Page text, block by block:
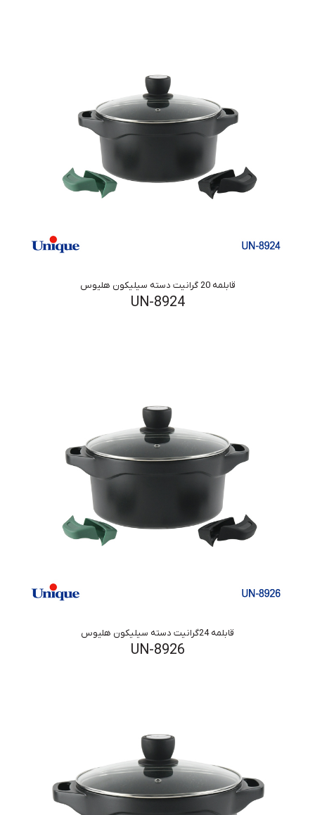
قابلمه 20 گرانیت دسته سیلیکون هلیوس
UN-8924
قابلمه 24گرانیت دسته سیلیکون هلیوس
UN-8926